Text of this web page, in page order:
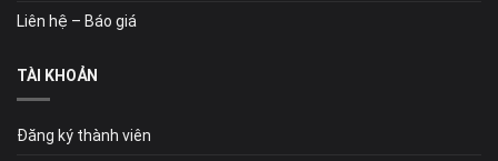
Liên hệ – Báo giá
TÀI KHOẢN
Đăng ký thành viên